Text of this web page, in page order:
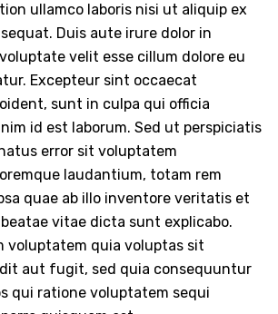
ullamco laboris nisi ut aliquip ex
Duis aute irure dolor in
velit esse cillum dolore eu
Excepteur sint occaecat
sunt in culpa qui officia
id est laborum. Sed ut perspiciatis
error sit voluptatem
laudantium, totam rem
quae ab illo inventore veritatis et
vitae dicta sunt explicabo.
voluptatem quia voluptas sit
aut fugit, sed quia consequuntur
qui ratione voluptatem sequi